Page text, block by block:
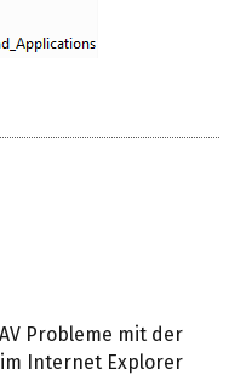
Probleme mit der
Internet Explorer